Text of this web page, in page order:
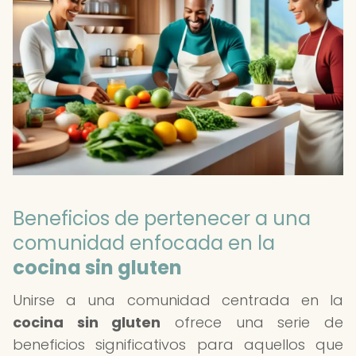
Beneficios de pertenecer a una
comunidad enfocada en la
cocina sin gluten
Unirse a una comunidad centrada en la
cocina sin gluten ofrece una serie de
beneficios significativos para aquellos que